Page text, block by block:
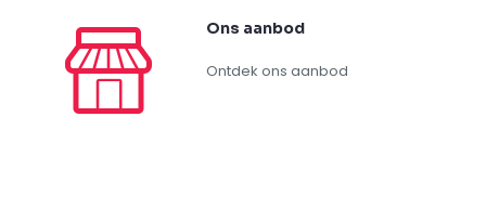
Ons aanbod
Ontdek ons aanbod